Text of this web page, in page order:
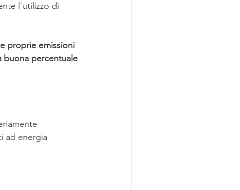
l'utilizzo di
proprie emissioni
buona percentuale
ad energia